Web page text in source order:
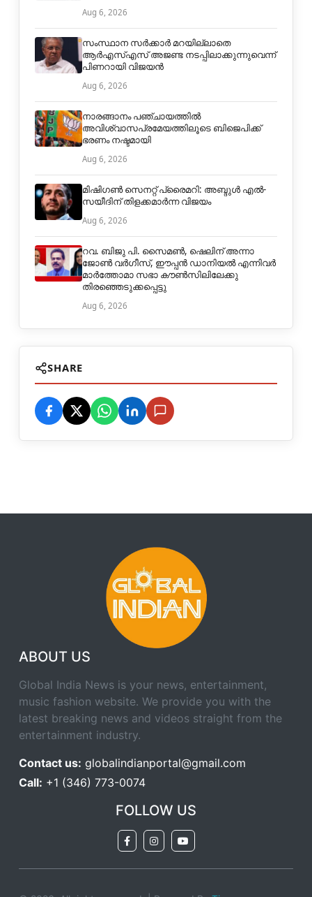
Aug 6, 2026
സംസ്ഥാന സർക്കാർ മറയില്ലാതെ
ആർഎസ്എസ് അജണ്ട നടപ്പിലാക്കുന്നുവെന്ന്
പിണറായി വിജയൻ
Aug 6, 2026
നാരങ്ങാനം പഞ്ചായത്തില്‍
അവിശ്വാസപ്രമേയത്തിലൂടെ ബിജെപിക്ക്
ഭരണം നഷ്ടമായി
Aug 6, 2026
മിഷിഗൺ സെനറ്റ് പ്രൈമറി: അബ്ദുൾ എൽ-
സയീദിന് തിളക്കമാർന്ന വിജയം
Aug 6, 2026
റവ. ബിജു പി. സൈമൺ, ഷെലിന് അന്നാ
ജോൺ വർഗീസ്, ഈപ്പൻ ഡാനിയൽ എന്നിവർ
മാർത്തോമാ സഭാ കൗൺസിലിലേക്കു
തിരഞ്ഞെടുക്കപ്പെട്ടു
Aug 6, 2026
SHARE
ABOUT US
Global India News is your news, entertainment,
music fashion website. We provide you with the
latest breaking news and videos straight from the
entertainment industry.
Contact us: globalindianportal@gmail.com
Call: +1 (346) 773-0074
FOLLOW US